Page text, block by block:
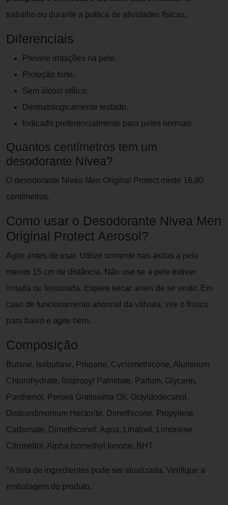
trabalho ou durante a prática de atividades físicas.
Diferenciais
Previne irritações na pele.
Proteção forte.
Sem álcool etílico.
Dermatologicamente testado.
Indicado preferencialmente para peles normais.
Quantos centímetros tem um
desodorante Nívea?
O desodorante Nivea Men Original Protect mede 16,90
centímetros.
Como usar o Desodorante Nivea Men
Original Protect Aerosol?
Agite antes de usar. Utilize somente nas axilas a pelo
menos 15 cm de distância. Não use se a pele estiver
irritada ou lesionada. Espere secar antes de se vestir. Em
caso de funcionamento anormal da válvula, vire o frasco
para baixo e agite bem.
Composição
Butane, Isobutane, Propane, Cyclomethicone, Aluminum
Chlorohydrate, Isopropyl Palmitate, Parfum, Glycerin,
Panthenol, Persea Gratissima Oil, Octyldodecanol,
Disteardimonium Hectorite, Dimethicone, Propylene
Carbonate, Dimethiconol, Aqua, Linalool, Limonene,
Citronellol, Alpha-Isomethyl Ionone, BHT.
*A lista de ingredientes pode ser atualizada. Verifique a
embalagem do produto.